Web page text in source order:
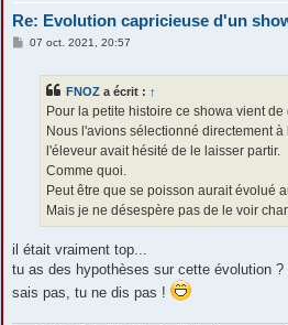
Re: Evolution capricieuse d'un
M07 oct. 2021, 20:57
FNOZ a écrit : ↑
Pour la petite histoire ce showa vient de
Nous l'avions sélectionné directement
l'éleveur avait hésité de le laisser partir.
Comme quoi.
Peut être que se poisson aurait évolué
Mais je ne désespère pas de le voir
il était vraiment top...
tu as des hypothèses sur cette évolution
sais pas, tu ne dis pas !